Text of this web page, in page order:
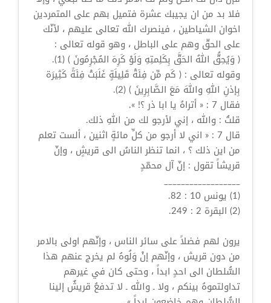
فلا بد من ان يجيبك عشرة فتميل بهم على المتمردين
اخوان الشياطين ، فينصرك الله تعالى عليهم ، لأنّك
على الحقّ وهم على الباطل ، وهو قوله تعالى :
( وَيُحِقُّ اللهُ الحَقَّ بِكَلِمتِهِ وَلَوْ كَرِهَ المُجْرِمُونَ ) (1).
وقوله تعالى : ( كَم مِّن فِئَةْ قَلِيلَةٍ غَلَبَتْ فِئَةً كَثِيرَة
بِإذنِ اللهِ واللهَ مَعَ الصَّابِرِينَ ) (2).
فقال 7 : « أتراهُ يا ابا ذر ؟! ».
قلتُ : والله ، إني لأرجو لك من اللهِ ذلك.
قال 7 : « اني لا أرجو من كلِّ مائةٍ اثنين ، ألست تعلم
من اين ذلك ؟ ، انما تنظر الناسُ الى قريشٍ ، وإنّ
قريشاً تقول : إنّ آل محمّدٍ
__________________
(1) يونس 10 : 82.
(2) البقرة 2 : 249.
يرون لهم فضلاً على سائر الناس ، وإنّهم اولى بالامر
من دون قريش ، وإنّهم إنْ وَلُوهُ لم يخرج عنهم هذا
السُّلطان الى احدٍ ابداً ، وحتى كان في غيرهم
تداولتموهُ بينكم ، ولا ـ والله ـ لا تدفعُ قريشٌ إلينا